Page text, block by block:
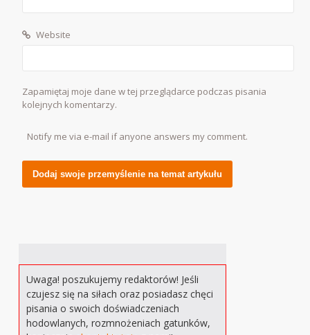
Website
Zapamiętaj moje dane w tej przeglądarce podczas pisania
kolejnych komentarzy.
Notify me via e-mail if anyone answers my comment.
Uwaga! poszukujemy redaktorów! Jeśli
czujesz się na siłach oraz posiadasz chęci
pisania o swoich doświadczeniach
hodowlanych, rozmnożeniach gatunków,